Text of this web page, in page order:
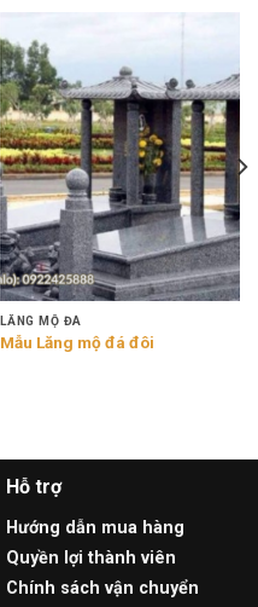
LĂNG MỘ ĐÁ
Mẫu Lăng mộ đá đôi
Hỗ trợ
Hướng dẫn mua hàng
Quyền lợi thành viên
Chính sách vận chuyển